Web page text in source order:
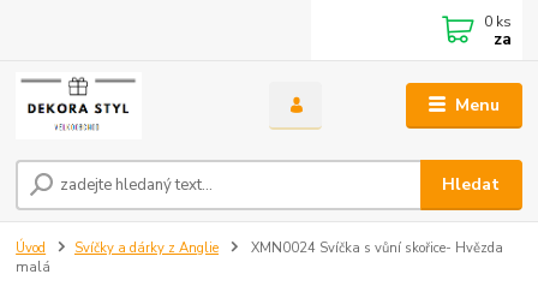
Menu
Hledat
0 ks
za
Úvod Svíčky a dárky z Anglie
XMN0024 Svíčka s vůní skořice- Hvězda
malá